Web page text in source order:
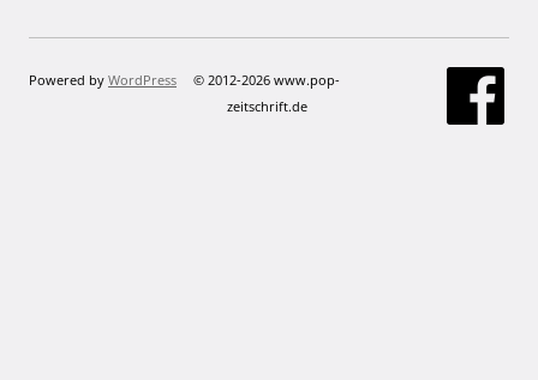
Powered by WordPress
© 2012-2026 www.pop-
zeitschrift.de